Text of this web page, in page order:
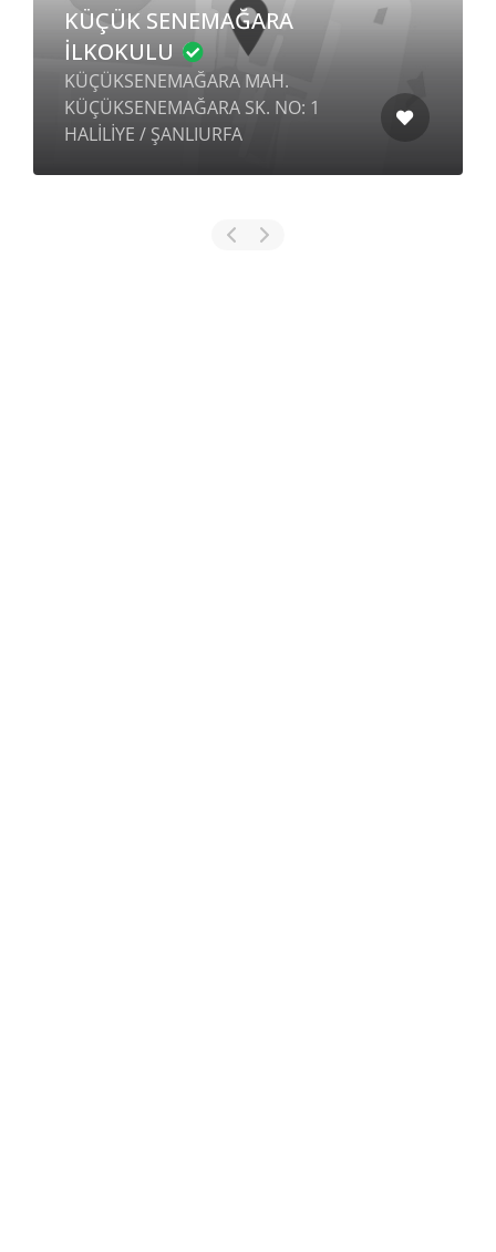
KÜÇÜK SENEMAĞARA
İLKOKULU
KÜÇÜKSENEMAĞARA MAH.
KÜÇÜKSENEMAĞARA SK. NO: 1
HALİLİYE / ŞANLIURFA